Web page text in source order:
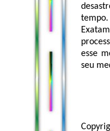
tempo.
esse
seu